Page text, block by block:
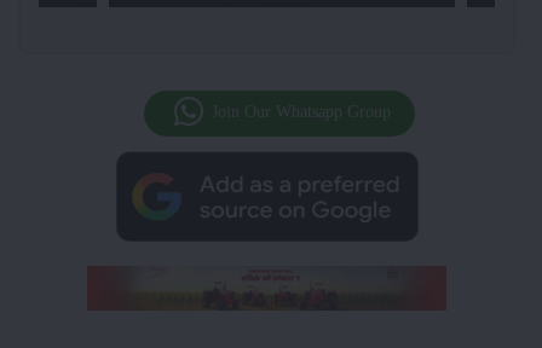
Join Our Whatsapp Group